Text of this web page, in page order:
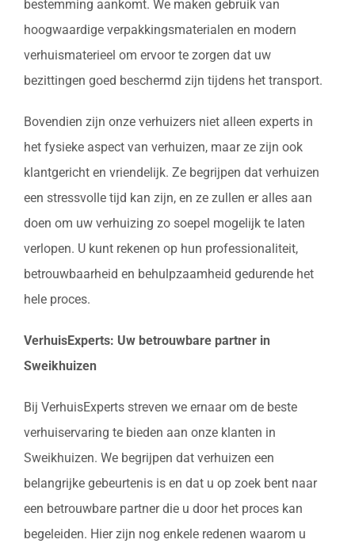
bestemming aankomt. We maken gebruik van
hoogwaardige verpakkingsmaterialen en modern
verhuismaterieel om ervoor te zorgen dat uw
bezittingen goed beschermd zijn tijdens het transport.
Bovendien zijn onze verhuizers niet alleen experts in
het fysieke aspect van verhuizen, maar ze zijn ook
klantgericht en vriendelijk. Ze begrijpen dat verhuizen
een stressvolle tijd kan zijn, en ze zullen er alles aan
doen om uw verhuizing zo soepel mogelijk te laten
verlopen. U kunt rekenen op hun professionaliteit,
betrouwbaarheid en behulpzaamheid gedurende het
hele proces.
VerhuisExperts: Uw betrouwbare partner in
Sweikhuizen
Bij VerhuisExperts streven we ernaar om de beste
verhuiservaring te bieden aan onze klanten in
Sweikhuizen. We begrijpen dat verhuizen een
belangrijke gebeurtenis is en dat u op zoek bent naar
een betrouwbare partner die u door het proces kan
begeleiden. Hier zijn nog enkele redenen waarom u